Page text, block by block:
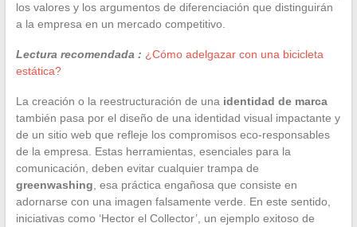
los valores y los argumentos de diferenciación que distinguirán
a la empresa en un mercado competitivo.
Lectura recomendada : ¿Cómo adelgazar con una bicicleta
estática?
La creación o la reestructuración de una identidad de marca
también pasa por el diseño de una identidad visual impactante y
de un sitio web que refleje los compromisos eco-responsables
de la empresa. Estas herramientas, esenciales para la
comunicación, deben evitar cualquier trampa de
greenwashing , esa práctica engañosa que consiste en
adornarse con una imagen falsamente verde. En este sentido,
iniciativas como ‘Hector el Collector’, un ejemplo exitoso de